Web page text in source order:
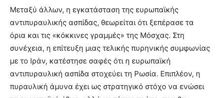
Μεταξύ άλλων, η εγκατάσταση της ευρωπαϊκής
αντιπυραυλικής ασπίδας, θεωρείται ότι ξεπέρασε τα
όρια και τις «κόκκινες γραμμές» της Μόσχας. Στη
συνέχεια, η επίτευξη μιας τελικής πυρηνικής συμφωνίας
με το Ιράν, κατέστησε σαφές ότι η ευρωπαϊκή
αντιπυραυλική ασπίδα στοχεύει τη Ρωσία. Επιπλέον, η
πυραυλική άμυνα έχει ως στρατηγικό στόχο να ενώσει